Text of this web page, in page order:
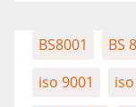
BS8001 BS
iso 9001